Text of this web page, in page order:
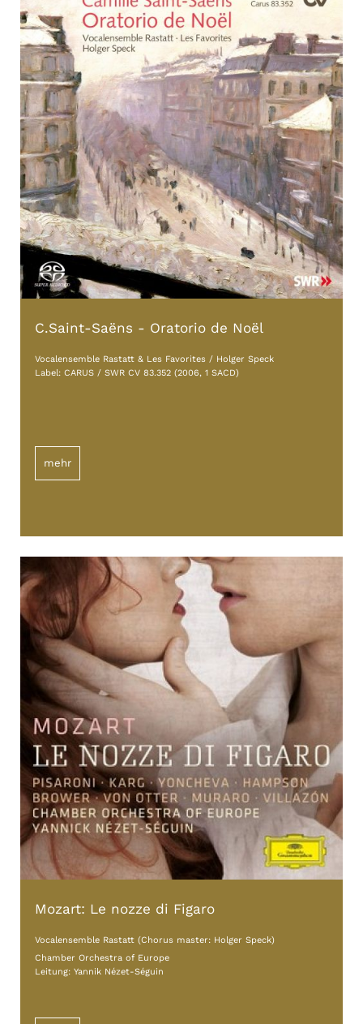
C.Saint-Saëns - Oratorio de Noël
Vocalensemble Rastatt & Les Favorites / Holger Speck
Label: CARUS / SWR CV 83.352 (2006, 1 SACD)
mehr
Mozart: Le nozze di Figaro
Vocalensemble Rastatt (Chorus master: Holger Speck)
Chamber Orchestra of Europe
Leitung: Yannik Nézet-Séguin